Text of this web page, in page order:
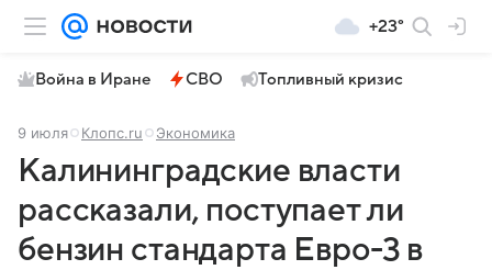
+23°
Война в Иране СВО Топливный кризис
9 июля Клопс.ru Экономика
Калининградские власти
рассказали, поступает ли
бензин стандарта Евро-3 в